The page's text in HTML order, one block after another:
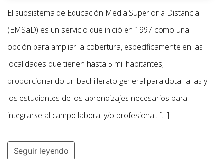
El subsistema de Educación Media Superior a Distancia
(EMSaD) es un servicio que inició en 1997 como una
opción para ampliar la cobertura, específicamente en las
localidades que tienen hasta 5 mil habitantes,
proporcionando un bachillerato general para dotar a las y
los estudiantes de los aprendizajes necesarios para
integrarse al campo laboral y/o profesional. […]
Seguir leyendo